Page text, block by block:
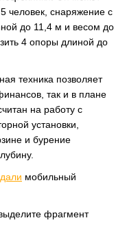
человек, снаряжение c
до 11,4 м и весом до
4 опоры длиной до
техника позволяет
так и в плане
на работу с
установки,
и бурение
мобильный
фрагмент